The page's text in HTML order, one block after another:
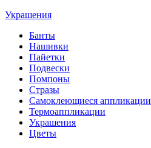
Украшения
Банты
Нашивки
Пайетки
Подвески
Помпоны
Стразы
Самоклеющиеся аппликации
Термоаппликации
Украшения
Цветы